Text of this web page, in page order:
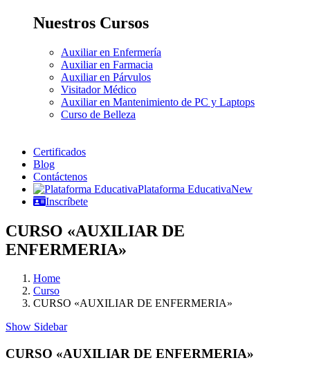
Nuestros Cursos
Auxiliar en Enfermería
Auxiliar en Farmacia
Auxiliar en Párvulos
Visitador Médico
Auxiliar en Mantenimiento de PC y Laptops
Curso de Belleza
Certificados
Blog
Contáctenos
Plataforma EducativaNew
Inscríbete
CURSO «AUXILIAR DE
ENFERMERIA»
Home
Curso
CURSO «AUXILIAR DE ENFERMERIA»
Show Sidebar
CURSO «AUXILIAR DE ENFERMERIA»